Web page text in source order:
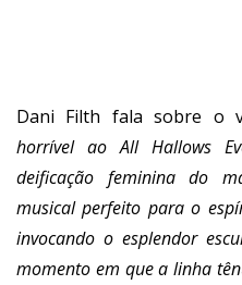
Dani Filth fala sobre o
horrível ao All Hallows
deificação feminina do
musical perfeito para o
invocando o esplendor
momento em que a linha